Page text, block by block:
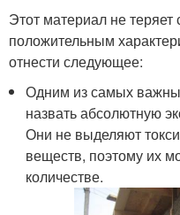
Этот материал не теряет
положительным
отнести следующее:
Одним из самых
назвать абсолютную
Они не выделяют
веществ, поэтому их
количестве.